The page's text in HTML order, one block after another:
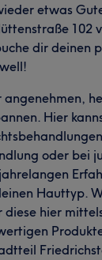
etwas
102
dir deinen
angenehmen,
Hier
oder bei
Hauttyp.
diese hier